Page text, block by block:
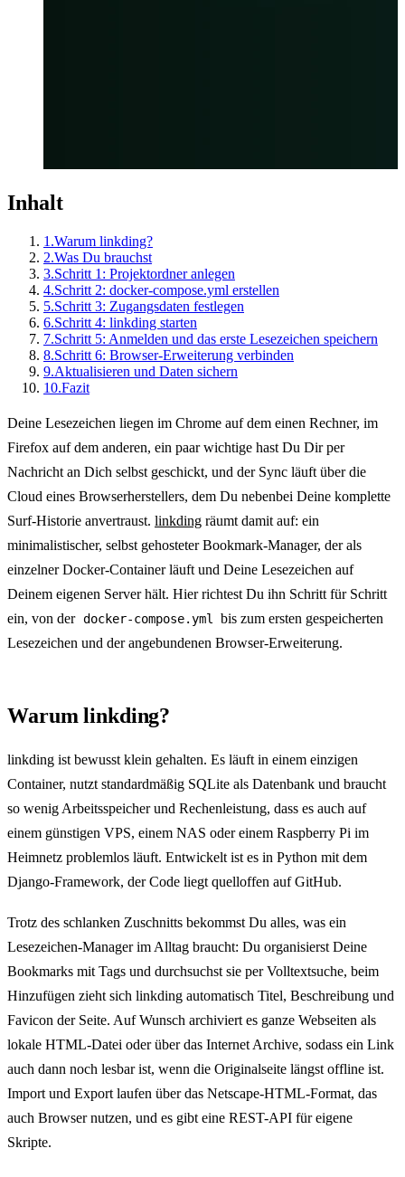
Inhalt
1.Warum linkding?
2.Was Du brauchst
3.Schritt 1: Projektordner anlegen
4.Schritt 2: docker-compose.yml erstellen
5.Schritt 3: Zugangsdaten festlegen
6.Schritt 4: linkding starten
7.Schritt 5: Anmelden und das erste Lesezeichen speichern
8.Schritt 6: Browser-Erweiterung verbinden
9.Aktualisieren und Daten sichern
10.Fazit
Deine Lesezeichen liegen im Chrome auf dem einen Rechner, im
Firefox auf dem anderen, ein paar wichtige hast Du Dir per
Nachricht an Dich selbst geschickt, und der Sync läuft über die
Cloud eines Browserherstellers, dem Du nebenbei Deine komplette
Surf-Historie anvertraust. linkding räumt damit auf: ein
minimalistischer, selbst gehosteter Bookmark-Manager, der als
einzelner Docker-Container läuft und Deine Lesezeichen auf
Deinem eigenen Server hält. Hier richtest Du ihn Schritt für Schritt
ein, von der docker-compose.yml
bis zum ersten gespeicherten
Lesezeichen und der angebundenen Browser-Erweiterung.
Warum linkding?
linkding ist bewusst klein gehalten. Es läuft in einem einzigen
Container, nutzt standardmäßig SQLite als Datenbank und braucht
so wenig Arbeitsspeicher und Rechenleistung, dass es auch auf
einem günstigen VPS, einem NAS oder einem Raspberry Pi im
Heimnetz problemlos läuft. Entwickelt ist es in Python mit dem
Django-Framework, der Code liegt quelloffen auf GitHub.
Trotz des schlanken Zuschnitts bekommst Du alles, was ein
Lesezeichen-Manager im Alltag braucht: Du organisierst Deine
Bookmarks mit Tags und durchsuchst sie per Volltextsuche, beim
Hinzufügen zieht sich linkding automatisch Titel, Beschreibung und
Favicon der Seite. Auf Wunsch archiviert es ganze Webseiten als
lokale HTML-Datei oder über das Internet Archive, sodass ein Link
auch dann noch lesbar ist, wenn die Originalseite längst offline ist.
Import und Export laufen über das Netscape-HTML-Format, das
auch Browser nutzen, und es gibt eine REST-API für eigene
Skripte.